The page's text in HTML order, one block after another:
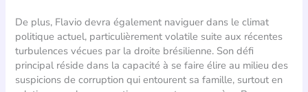
De plus, Flavio devra également naviguer dans le climat
politique actuel, particulièrement volatile suite aux récentes
turbulences vécues par la droite brésilienne. Son défi
principal réside dans la capacité à se faire élire au milieu des
suspicions de corruption qui entourent sa famille, surtout en